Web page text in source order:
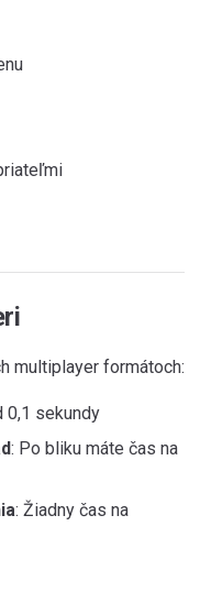
multiplayer formátoch:
0,1 sekundy
: Po bliku máte čas na
: Žiadny čas na